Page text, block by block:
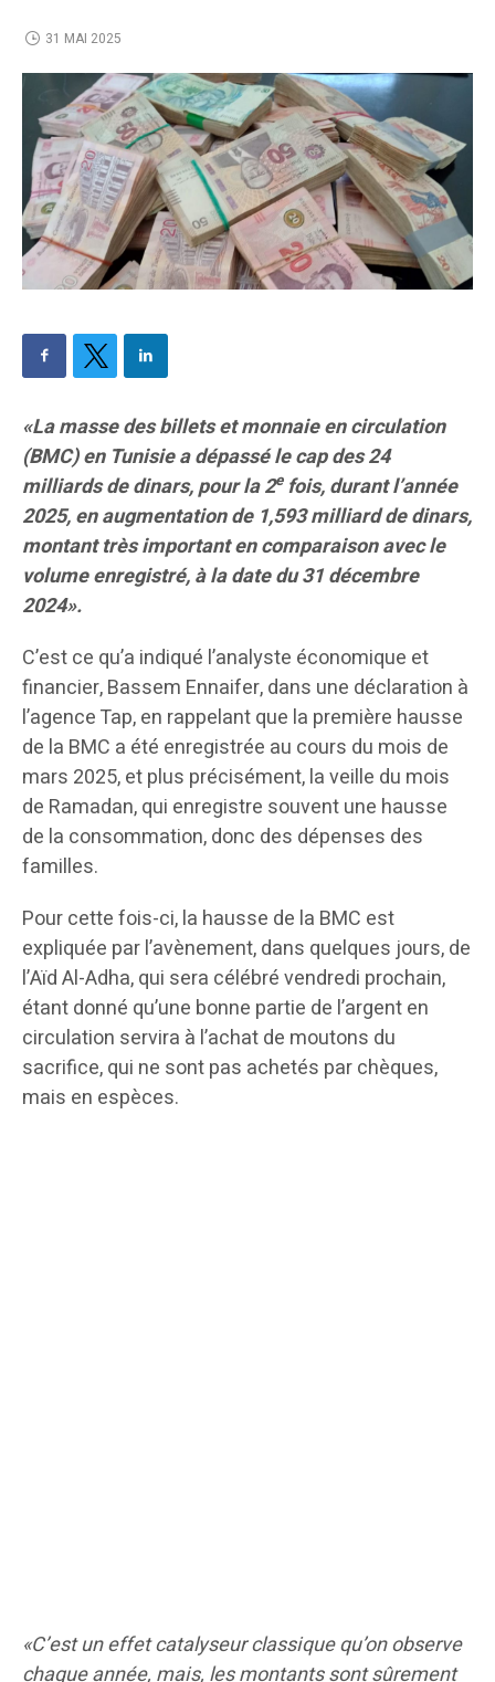
31 MAI 2025
«La masse des billets et monnaie en circulation
(BMC) en Tunisie a dépassé le cap des 24
milliards de dinars, pour la 2efois, durant l’année
2025, en augmentation de 1,593 milliard de dinars,
montant très important en comparaison avec le
volume enregistré, à la date du 31 décembre
2024».
C’est ce qu’a indiqué l’analyste économique et
financier, Bassem Ennaifer, dans une déclaration à
l’agence Tap, en rappelant que la première hausse
de la BMC a été enregistrée au cours du mois de
mars 2025, et plus précisément, la veille du mois
de Ramadan, qui enregistre souvent une hausse
de la consommation, donc des dépenses des
familles.
Pour cette fois-ci, la hausse de la BMC est
expliquée par l’avènement, dans quelques jours, de
l’Aïd Al-Adha, qui sera célébré vendredi prochain,
étant donné qu’une bonne partie de l’argent en
circulation servira à l’achat de moutons du
sacrifice, qui ne sont pas achetés par chèques,
mais en espèces.
«C’est un effet catalyseur classique qu’on observe
chaque année, mais, les montants sont sûrement